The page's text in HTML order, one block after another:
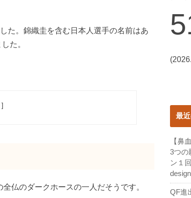
た。錦織圭を含む日本人選手の名前はあ
た。
]
仏のダークホースの一人だそうです。
最
【鼻
3つの
ン１
design
QF進